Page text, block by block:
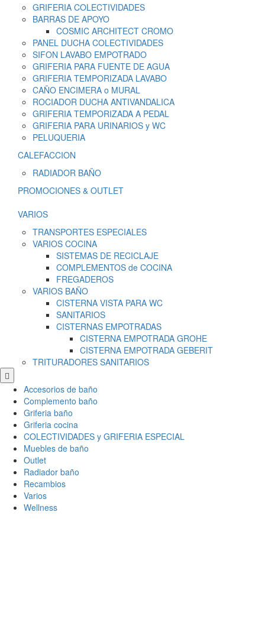
GRIFERIA COLECTIVIDADES
BARRAS DE APOYO
COSMIC ARCHITECT CROMO
PANEL DUCHA COLECTIVIDADES
SIFON LAVABO EMPOTRADO
GRIFERIA PARA FUENTE DE AGUA
GRIFERIA TEMPORIZADA LAVABO
CAÑO ENCIMERA o MURAL
ROCIADOR DUCHA ANTIVANDALICA
GRIFERIA TEMPORIZADA A PEDAL
GRIFERIA PARA URINARIOS y WC
PELUQUERIA
CALEFACCION
RADIADOR BAÑO
PROMOCIONES & OUTLET
VARIOS
TRANSPORTES ESPECIALES
VARIOS COCINA
SISTEMAS DE RECICLAJE
COMPLEMENTOS de COCINA
FREGADEROS
VARIOS BAÑO
CISTERNA VISTA PARA WC
SANITARIOS
CISTERNAS EMPOTRADAS
CISTERNA EMPOTRADA GROHE
CISTERNA EMPOTRADA GEBERIT
TRITURADORES SANITARIOS
Scroll
to
Top
Accesorios de baño
Complemento baño
Griferia baño
Griferia cocina
COLECTIVIDADES y GRIFERIA ESPECIAL
Muebles de baño
Outlet
Radiador baño
Recambios
Varios
Wellness